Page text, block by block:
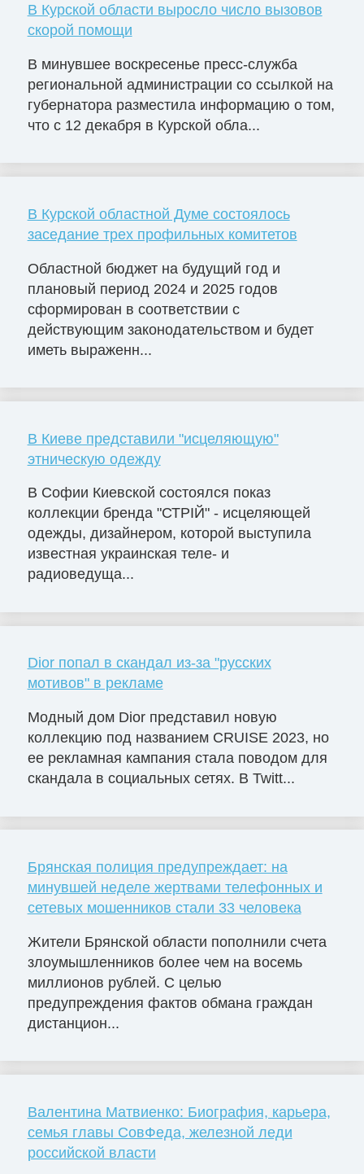
В Курской области выросло число вызовов
скорой помощи
В минувшее воскресенье пресс-служба
региональной администрации со ссылкой на
губернатора разместила информацию о том,
что с 12 декабря в Курской обла...
В Курской областной Думе состоялось
заседание трех профильных комитетов
Областной бюджет на будущий год и
плановый период 2024 и 2025 годов
сформирован в соответствии с
действующим законодательством и будет
иметь выраженн...
В Киеве представили "исцеляющую"
этническую одежду
В Софии Киевской состоялся показ
коллекции бренда "СТРІЙ" - исцеляющей
одежды, дизайнером, которой выступила
известная украинская теле- и
радиоведуща...
Dior попал в скандал из-за "русских
мотивов" в рекламе
Модный дом Dior представил новую
коллекцию под названием CRUISE 2023, но
ее рекламная кампания стала поводом для
скандала в социальных сетях. В Twitt...
Брянская полиция предупреждает: на
минувшей неделе жертвами телефонных и
сетевых мошенников стали 33 человека
Жители Брянской области пополнили счета
злоумышленников более чем на восемь
миллионов рублей. С целью
предупреждения фактов обмана граждан
дистанцион...
Валентина Матвиенко: Биография, карьера,
семья главы СовФеда, железной леди
российской власти